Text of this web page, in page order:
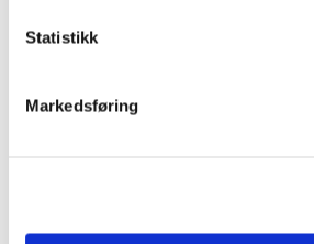
Statistikk
Markedsføring